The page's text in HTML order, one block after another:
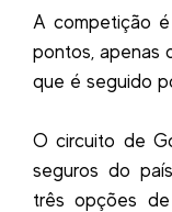
A competição é
pontos, apenas
que é seguido
O circuito de
seguros do
três opções